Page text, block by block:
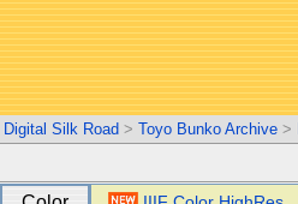
Digital Silk Road > Toyo Bunko Archive >